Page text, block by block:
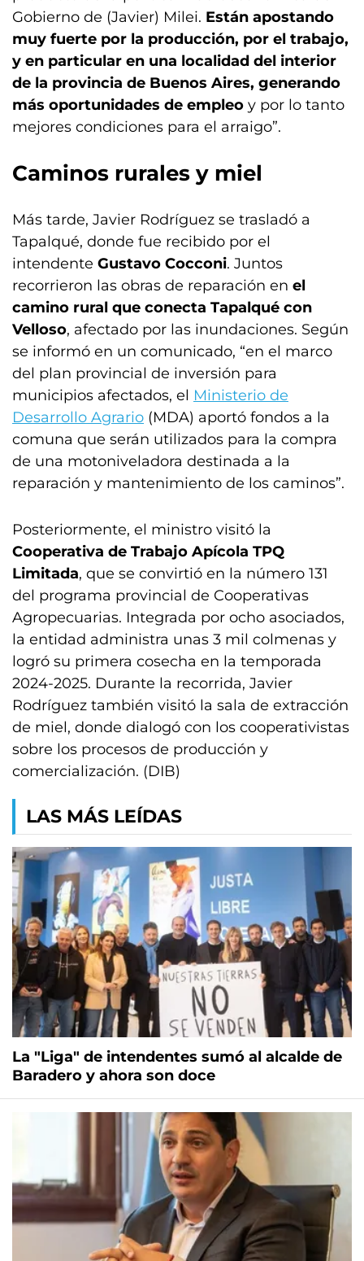
Gobierno de (Javier) Milei. Están apostando
muy fuerte por la producción, por el trabajo,
y en particular en una localidad del interior
de la provincia de Buenos Aires, generando
más oportunidades de empleo y por lo tanto
mejores condiciones para el arraigo”.
Caminos rurales y miel
Más tarde, Javier Rodríguez se trasladó a
Tapalqué, donde fue recibido por el
intendente Gustavo Cocconi. Juntos
recorrieron las obras de reparación en el
camino rural que conecta Tapalqué con
Velloso, afectado por las inundaciones. Según
se informó en un comunicado, “en el marco
del plan provincial de inversión para
municipios afectados, el Ministerio de
Desarrollo Agrario (MDA) aportó fondos a la
comuna que serán utilizados para la compra
de una motoniveladora destinada a la
reparación y mantenimiento de los caminos”.
Posteriormente, el ministro visitó la
Cooperativa de Trabajo Apícola TPQ
Limitada, que se convirtió en la número 131
del programa provincial de Cooperativas
Agropecuarias. Integrada por ocho asociados,
la entidad administra unas 3 mil colmenas y
logró su primera cosecha en la temporada
2024-2025. Durante la recorrida, Javier
Rodríguez también visitó la sala de extracción
de miel, donde dialogó con los cooperativistas
sobre los procesos de producción y
comercialización. (DIB)
LAS MÁS LEÍDAS
La "Liga" de intendentes sumó al alcalde de
Baradero y ahora son doce